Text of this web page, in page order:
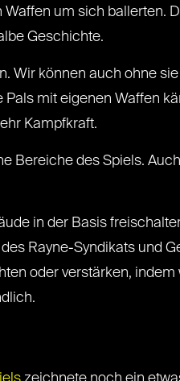
um sich ballerten.
Geschichte.
Wir können auch ohne
mit eigenen Waffen
Kampfkraft.
Bereiche des Spiels.
in der Basis
Rayne-Syndikats und
oder verstärken,